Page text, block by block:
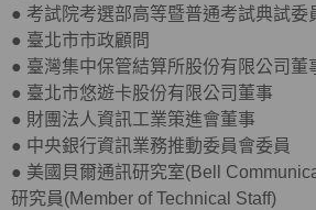
● 考試院考選部高等暨普通考試典試委
● 臺北市市政顧問
● 臺灣集中保管結算所股份有限公司董
● 臺北市悠遊卡股份有限公司董事
● 財團法人資訊工業策進會董事
● 中央銀行資訊業務推動委員會委員
● 美國貝爾通訊研究室(Bell
研究員(Member of Technical Staff)